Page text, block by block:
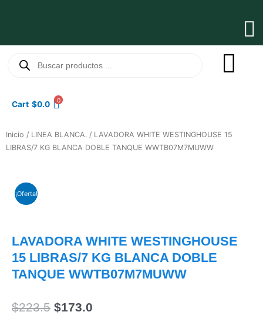
productos
Cart $0.0 0
Inicio / LINEA BLANCA. / LAVADORA WHITE WESTINGHOUSE 15
LIBRAS/7 KG BLANCA DOBLE TANQUE WWTB07M7MUWW
¡Oferta!
LAVADORA WHITE WESTINGHOUSE
15 LIBRAS/7 KG BLANCA DOBLE
TANQUE WWTB07M7MUWW
$223.5 El
$173.0